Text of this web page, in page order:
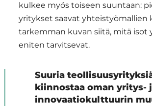
kulkee myös toiseen suuntaan:
yritykset saavat yhteistyömallien
tarkemman kuvan siitä, mitä isot
eniten tarvitsevat.
Suuria
kiinnostaa oman yritys-
innovaatiokulttuurin